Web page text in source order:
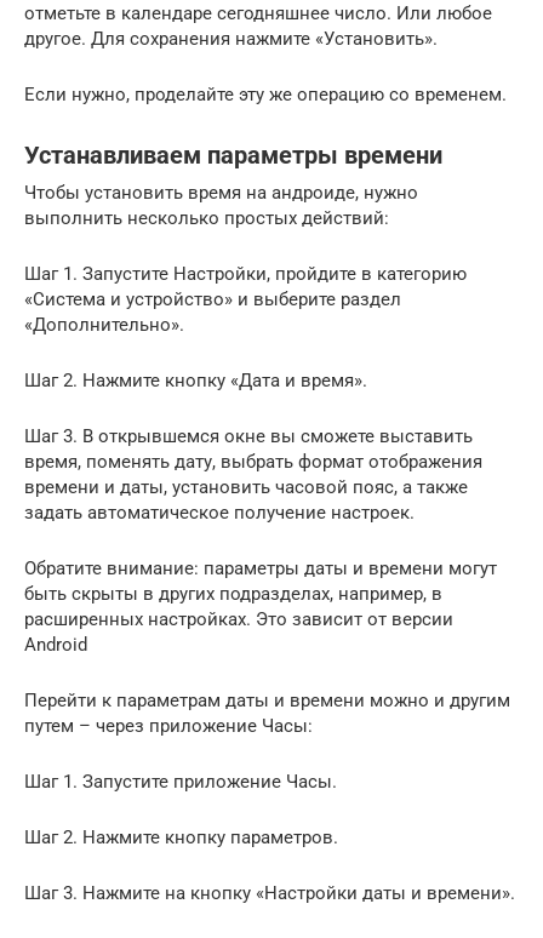
отметьте в календаре сегодняшнее число. Или любое
другое. Для сохранения нажмите «Установить».
Если нужно, проделайте эту же операцию со временем.
Устанавливаем параметры времени
Чтобы установить время на андроиде, нужно
выполнить несколько простых действий:
Шаг 1. Запустите Настройки, пройдите в категорию
«Система и устройство» и выберите раздел
«Дополнительно».
Шаг 2. Нажмите кнопку «Дата и время».
Шаг 3. В открывшемся окне вы сможете выставить
время, поменять дату, выбрать формат отображения
времени и даты, установить часовой пояс, а также
задать автоматическое получение настроек.
Обратите внимание: параметры даты и времени могут
быть скрыты в других подразделах, например, в
расширенных настройках. Это зависит от версии
Android
Перейти к параметрам даты и времени можно и другим
путем – через приложение Часы:
Шаг 1. Запустите приложение Часы.
Шаг 2. Нажмите кнопку параметров.
Шаг 3. Нажмите на кнопку «Настройки даты и времени».